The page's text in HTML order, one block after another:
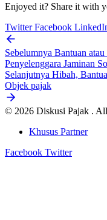
Enjoyed it? Share it with
TwitterFacebook
Sebelumnya Bantuan
Penyelenggara Jaminan
Selanjutnya Hibah,
Objek pajak
© 2026 Diskusi Pajak .
Khusus Partner
Facebook Twitter